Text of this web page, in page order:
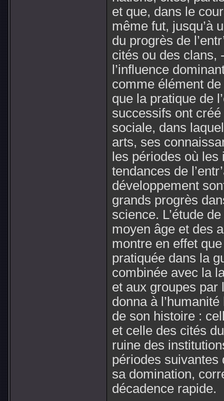
et que, dans le
même fut, jusqu’à
du progrès de
cités ou des clans,
l’influence
comme élément
que la pratique de
successifs ont
sociale, dans
arts, ses
les périodes où
tendances de
développement
grands progrès
science. L’étude
moyen âge et des
montre en effet que
pratiquée dans la
combinée avec la
et aux groupes par
donna à
de son histoire :
et celle des cités
ruine des
périodes suivantes
sa domination,
décadence rapide.